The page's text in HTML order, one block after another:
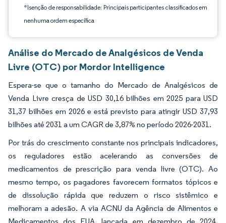
*Isenção de responsabilidade: Principais participantes classificados em
nenhuma ordem específica
Análise do Mercado de Analgésicos de Venda
Livre (OTC) por Mordor Intelligence
Espera-se que o tamanho do Mercado de Analgésicos de
Venda Livre cresça de USD 30,16 bilhões em 2025 para USD
31,37 bilhões em 2026 e está previsto para atingir USD 37,93
bilhões até 2031 a um CAGR de 3,87% no período 2026-2031.
Por trás do crescimento constante nos principais indicadores,
os reguladores estão acelerando as conversões de
medicamentos de prescrição para venda livre (OTC). Ao
mesmo tempo, os pagadores favorecem formatos tópicos e
de dissolução rápida que reduzem o risco sistêmico e
melhoram a adesão. A via ACNU da Agência de Alimentos e